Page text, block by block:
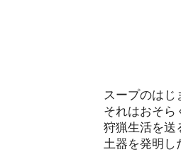
スープのは
それはおそ
狩猟生活を送
土器を発明し